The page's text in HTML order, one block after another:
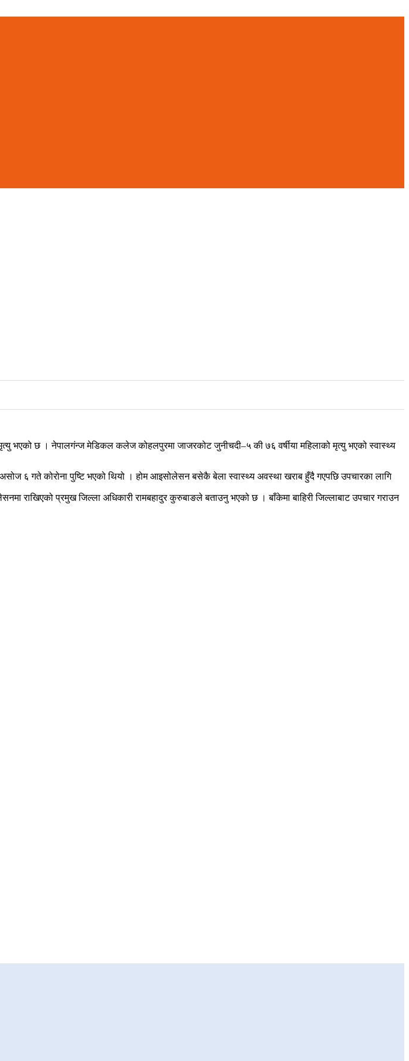
छ । नेपालगंन्ज मेडिकल कलेज कोहलपुरमा जाजरकोट जुनीचदी–५ की ७६ वर्षीया महिलाको मृत्यु भएको स्वास्थ्य
६ गते कोरोना पुष्टि भएको थियो । होम आइसोलेसन बसेकै बेला स्वास्थ्य अवस्था खराब हुँदै गएपछि उपचारका लागि
राखिएको प्रमुख जिल्ला अधिकारी रामबहादुर कुरुबाङले बताउनु भएको छ । बाँकेमा बाहिरी जिल्लाबाट उपचार गराउन